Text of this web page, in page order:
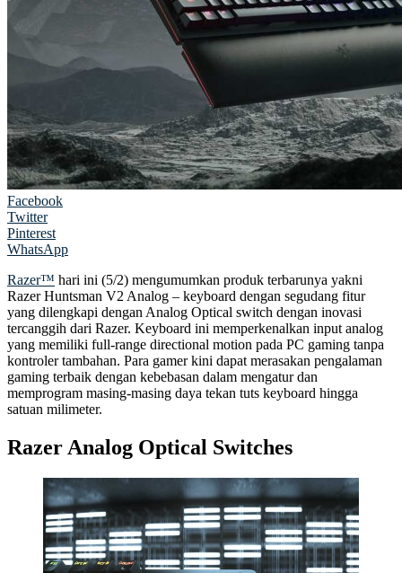
Facebook
Twitter
Pinterest
WhatsApp
Razer™ hari ini (5/2) mengumumkan produk terbarunya yakni
Razer Huntsman V2 Analog – keyboard dengan segudang fitur
yang dilengkapi dengan Analog Optical switch dengan inovasi
tercanggih dari Razer. Keyboard ini memperkenalkan input analog
yang memiliki full-range directional motion pada PC gaming tanpa
kontroler tambahan. Para gamer kini dapat merasakan pengalaman
gaming terbaik dengan kebebasan dalam mengatur dan
memprogram masing-masing daya tekan tuts keyboard hingga
satuan milimeter.
Razer Analog Optical Switches